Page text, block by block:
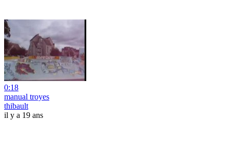
0:18
manual troyes
thibault
il y a 19 ans